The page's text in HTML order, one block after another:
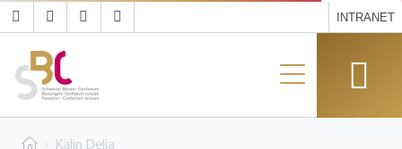
INTRANET
Kälin Delia